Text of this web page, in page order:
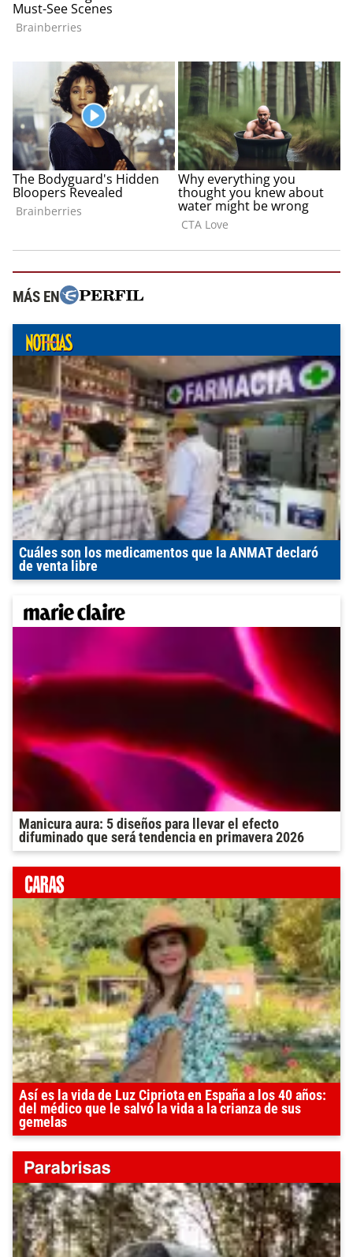
MÁS EN
Cuáles son los medicamentos que la ANMAT declaró
de venta libre
Manicura aura: 5 diseños para llevar el efecto
difuminado que será tendencia en primavera 2026
Así es la vida de Luz Cipriota en España a los 40 años:
del médico que le salvó la vida a la crianza de sus
gemelas